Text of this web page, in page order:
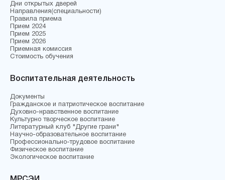
Дни открытых дверей
Направления(специальности)
Правила приема
Прием 2024
Прием 2025
Прием 2026
Приемная комиссия
Стоимость обучения
Воспитательная деятельность
Документы
Гражданское и патриотическое воспитание
Духовно-нравственное воспитание
Культурно творческое воспитание
Литературный клуб "Другие грани"
Научно-образовательное воспитание
Профессионально-трудовое воспитание
Физическое воспитание
Экологическое воспитание